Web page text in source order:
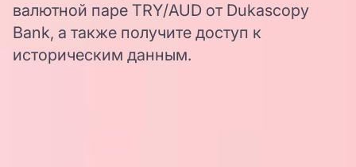
валютной паре TRY/AUD от Dukascopy
Bank, а также получите доступ к
историческим данным.